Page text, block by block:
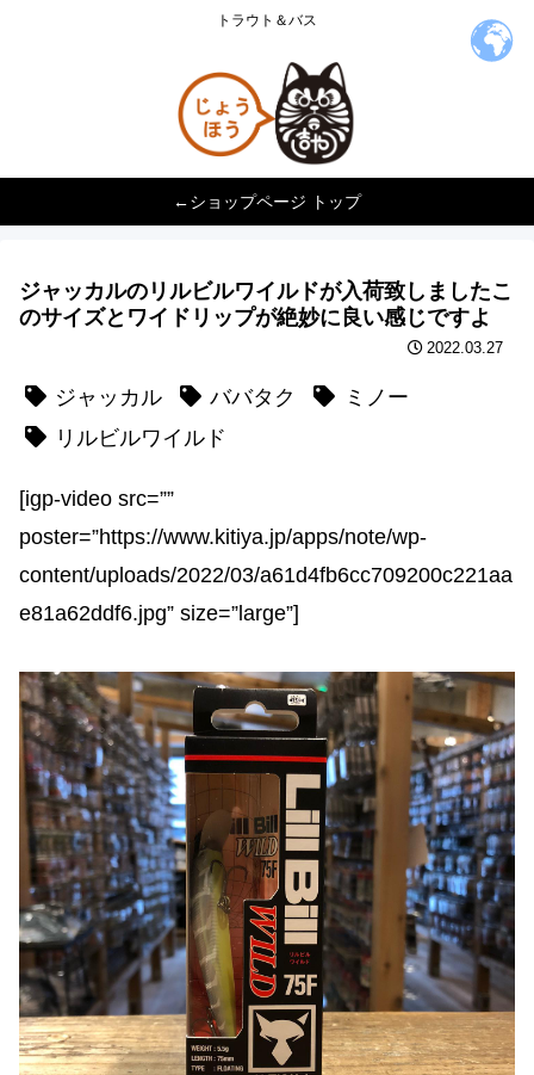
トラウト＆バス
←ショップページ トップ
ジャッカルのリルビルワイルドが入荷致しました️こ
のサイズとワイドリップが絶妙に良い感じですよ
2022.03.27
ジャッカル ババタク
ミノー
リルビルワイルド
[igp-video src=””
poster=”https://www.kitiya.jp/apps/note/wp-
content/uploads/2022/03/a61d4fb6cc709200c221aa
e81a62ddf6.jpg” size=”large”]